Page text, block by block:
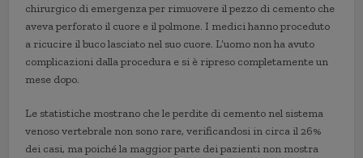
chirurgico di emergenza per rimuovere il pezzo di cemento che
aveva perforato il cuore e il polmone. I medici hanno proceduto
a ricucire il buco lasciato nel suo cuore. L’uomo non ha avuto
complicazioni dalla procedura e si è ripreso completamente un
mese dopo.
Le statistiche mostrano che le perdite di cemento nel sistema
venoso vertebrale non sono rare, verificandosi in circa il 26%
dei casi, ma poiché la maggior parte dei pazienti non mostra